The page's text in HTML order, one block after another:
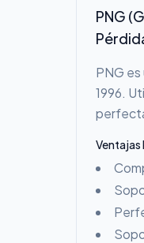
PNG
PNG
1996.
Ventajas